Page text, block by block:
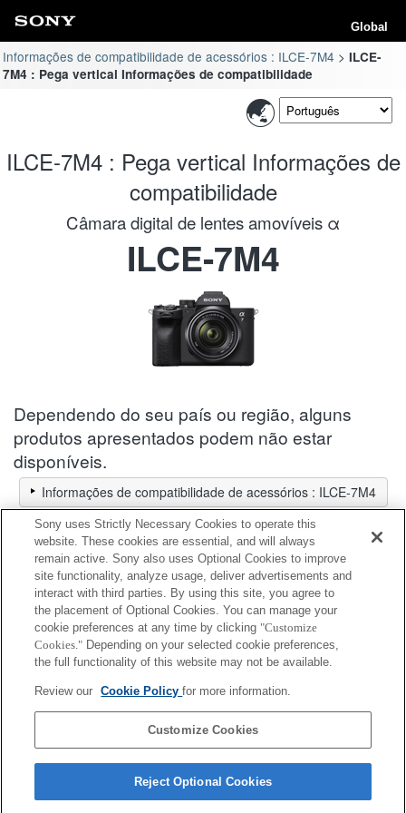
Global
Informações de compatibilidade de acessórios : ILCE-7M4
ILCE-
7M4 : Pega vertical Informações de compatibilidade
ILCE-7M4 : Pega vertical Informações de
compatibilidade
Câmara digital de lentes amovíveis α
ILCE-7M4
Dependendo do seu país ou região, alguns
produtos apresentados podem não estar
disponíveis.
Informações de compatibilidade de acessórios : ILCE-7M4
Seletor de lentes
Selecione uma lente recomendada para as fotografias que pretende
tirar
Pega vertical
Totalmente compatível
VG-C4EM
Sony uses Strictly Necessary Cookies to operate this
website. These cookies are essential, and will always
remain active. Sony also uses Optional Cookies to improve
site functionality, analyze usage, deliver advertisements and
interact with third parties. By using this site, you agree to
the placement of Optional Cookies. You can manage your
cookie preferences at any time by clicking "Customize
Cookies." Depending on your selected cookie preferences,
the full functionality of this website may not be available.
Review our Cookie Policyfor more information.
Customize Cookies
Reject Optional Cookies